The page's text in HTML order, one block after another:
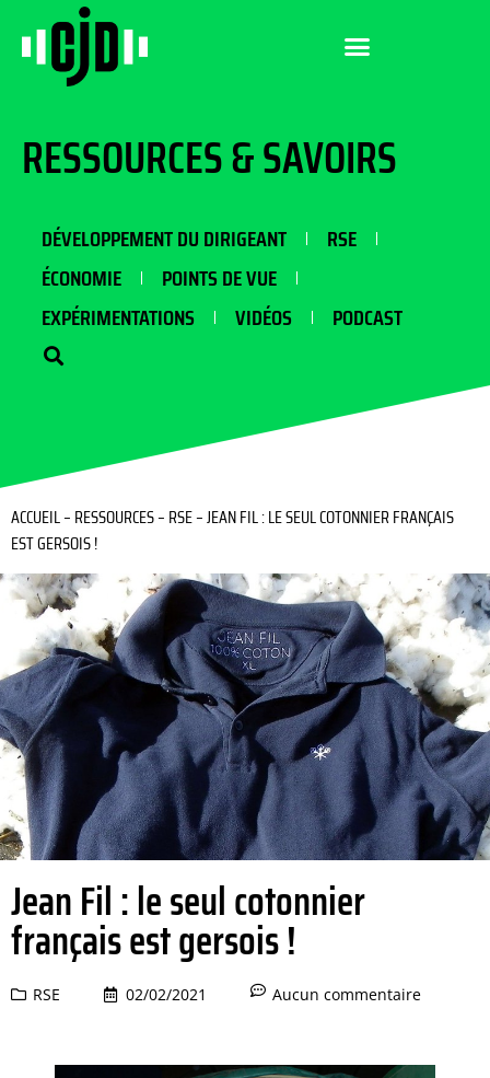
RESSOURCES & SAVOIRS
DÉVELOPPEMENT DU DIRIGEANT
RSE
ÉCONOMIE
POINTS DE VUE
EXPÉRIMENTATIONS
VIDÉOS PODCAST
ACCUEIL– RESSOURCES– RSE–JEAN FIL : LE SEUL COTONNIER FRANÇAIS
EST GERSOIS !
Jean Fil : le seul cotonnier
français est gersois !
RSE 02/02/2021 Aucun commentaire